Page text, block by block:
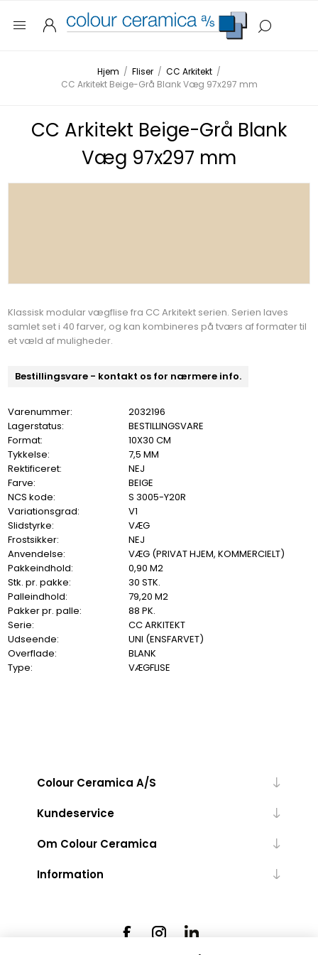
Hjem / Fliser / CC Arkitekt /
CC Arkitekt Beige-Grå Blank Væg 97x297 mm
CC Arkitekt Beige-Grå Blank
Væg 97x297 mm
Klassisk modular vægflise fra CC Arkitekt serien. Serien laves
samlet set i 40 farver, og kan kombineres på tværs af formater til
et væld af muligheder.
Bestillingsvare - kontakt os for nærmere info.
Varenummer:
2032196
Lagerstatus:
BESTILLINGSVARE
Format:
10X30 CM
Tykkelse:
7,5 MM
Rektificeret:
NEJ
Farve:
BEIGE
NCS kode:
S 3005-Y20R
Variationsgrad:
V1
Slidstyrke:
VÆG
Frostsikker:
NEJ
Anvendelse:
VÆG (PRIVAT HJEM, KOMMERCIELT)
Pakkeindhold:
0,90 M2
Stk. pr. pakke:
30 STK.
Palleindhold:
79,20 M2
Pakker pr. palle:
88 PK.
Serie:
CC ARKITEKT
Udseende:
UNI (ENSFARVET)
Overflade:
BLANK
Type:
VÆGFLISE
Colour Ceramica A/S
Kundeservice
Om Colour Ceramica
Information